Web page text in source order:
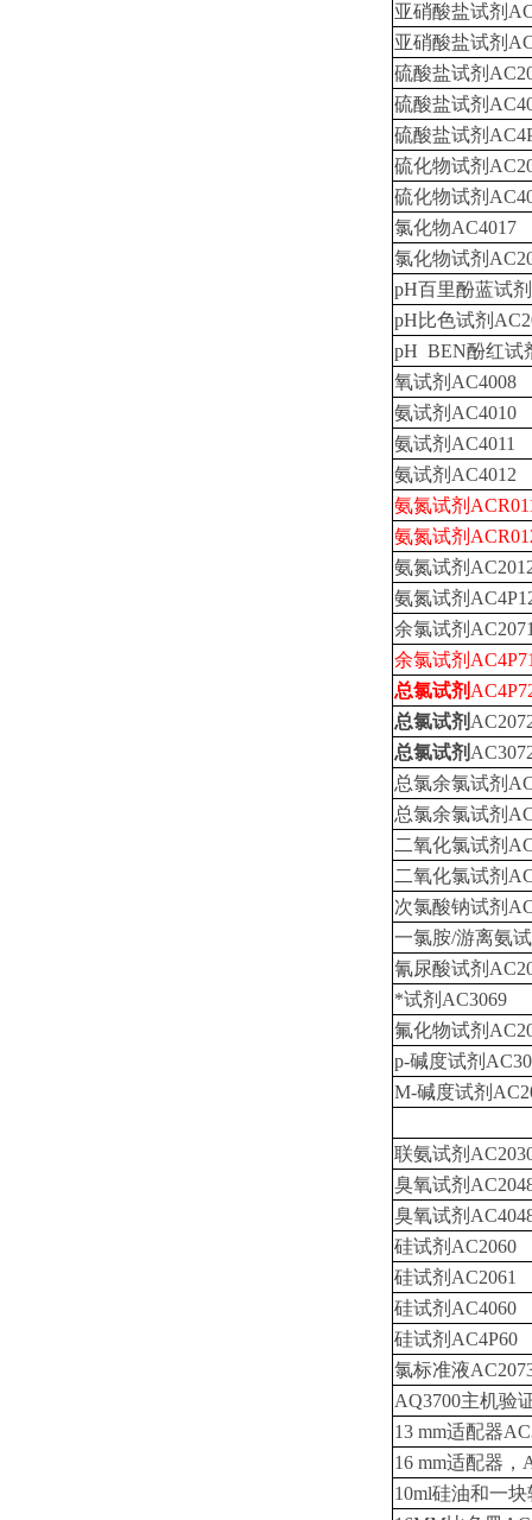
亚硝酸盐试剂
亚硝酸盐试剂
硫酸盐试剂
硫酸盐试剂
硫酸盐试剂
硫化物试剂
硫化物试剂
氯化物AC4017
氯化物试剂
pH百里酚蓝试
pH比色试剂
pH BEN酚红试
氧试剂AC4008
氨试剂AC4010
氨试剂AC4011
氨试剂AC4012
氨氮试剂
氨氮试剂
氨氮试剂
氨氮试剂
余氯试剂
余氯试剂
总氯试剂
总氯试剂
总氯试剂
总氯余氯试剂
总氯余氯试剂
二氧化氯试剂
二氧化氯试剂
次氯酸钠试剂
一氯胺/游离氨
氰尿酸试剂
*试剂AC3069
氟化物试剂
p-碱度试剂
M-碱度试剂
联氨试剂
臭氧试剂
臭氧试剂
硅试剂AC2060
硅试剂AC2061
硅试剂AC4060
硅试剂AC4P60
氯标准液
AQ3700主机验
13 mm适配器
16 mm适配器，
10ml硅油和一